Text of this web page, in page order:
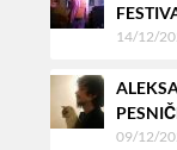
14/12/
09/12/